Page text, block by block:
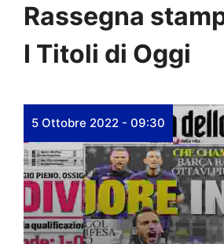
Rassegna
I Titoli di Oggi
5 Ottobre 2022 - 09:30